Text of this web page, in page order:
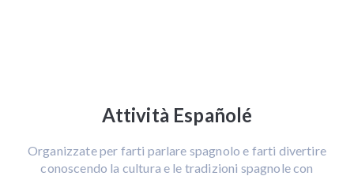
Attività Españolé
Organizzate per farti parlare spagnolo e farti divertire
conoscendo la cultura e le tradizioni spagnole con